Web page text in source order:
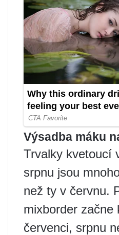
Výsadba máku
Trvalky kvetoucí
srpnu jsou
než ty v červnu.
mixborder začne
červenci, srpnu